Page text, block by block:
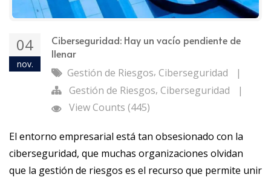
04
nov.
Ciberseguridad: Hay un vacío pendiente de
llenar
Gestión de Riesgos, Ciberseguridad
|
Gestión de Riesgos, Ciberseguridad
|
View Counts (445)
El entorno empresarial está tan obsesionado con la
ciberseguridad, que muchas organizaciones olvidan
que la gestión de riesgos es el recurso que permite unir